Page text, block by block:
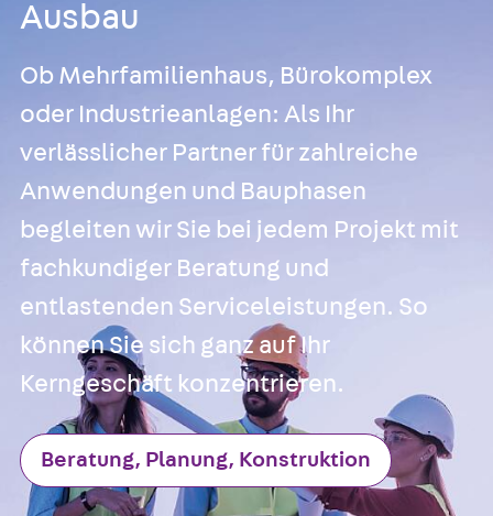
Ausbau
Ob Mehrfamilienhaus, Bürokomplex
oder Industrieanlagen: Als Ihr
verlässlicher Partner für zahlreiche
Anwendungen und Bauphasen
begleiten wir Sie bei jedem Projekt mit
fachkundiger Beratung und
entlastenden Serviceleistungen. So
können Sie sich ganz auf Ihr
Kerngeschäft konzentrieren.
Beratung, Planung, Konstruktion